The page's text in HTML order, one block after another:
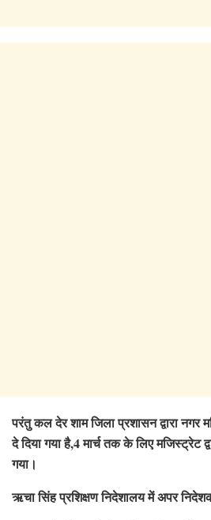
परंतु कल देर शाम जिला प्रशासन द्वारा नगर
दे दिया गया है,4 मार्च तक के लिए मजिस्ट्रेट
गया।
ऋचा सिंह प्रशिक्षण निदेशालय में अपर